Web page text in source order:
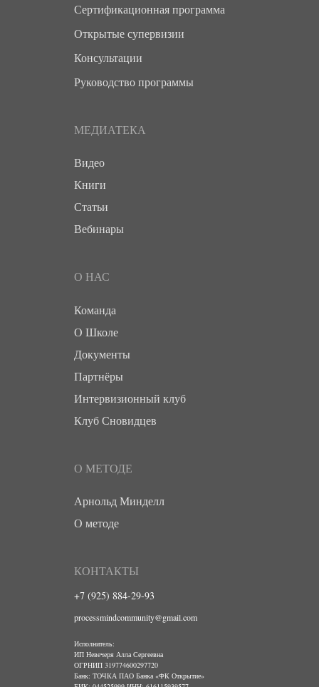
МЕДИАТЕКА
О НАС
О МЕТОДЕ
КОНТАКТЫ
Видео
Команда
Арнольд Минделл
+7 (925) 884-29-93
Сертификационная программа
Открытые супервизии
Консультации
Руководство программы
Книги
Статьи
Вебинары
О Школе
Документы
Партнёры
Интервизионный клуб
Клуб Сновидцев
О методе
processmindcommunity@gmail.com
Исполнитель:
ИП Невечеря Алла Сергеевна
ОГРНИП 319774600297720
Банк: ТОЧКА ПАО Банка «ФК Открытие»